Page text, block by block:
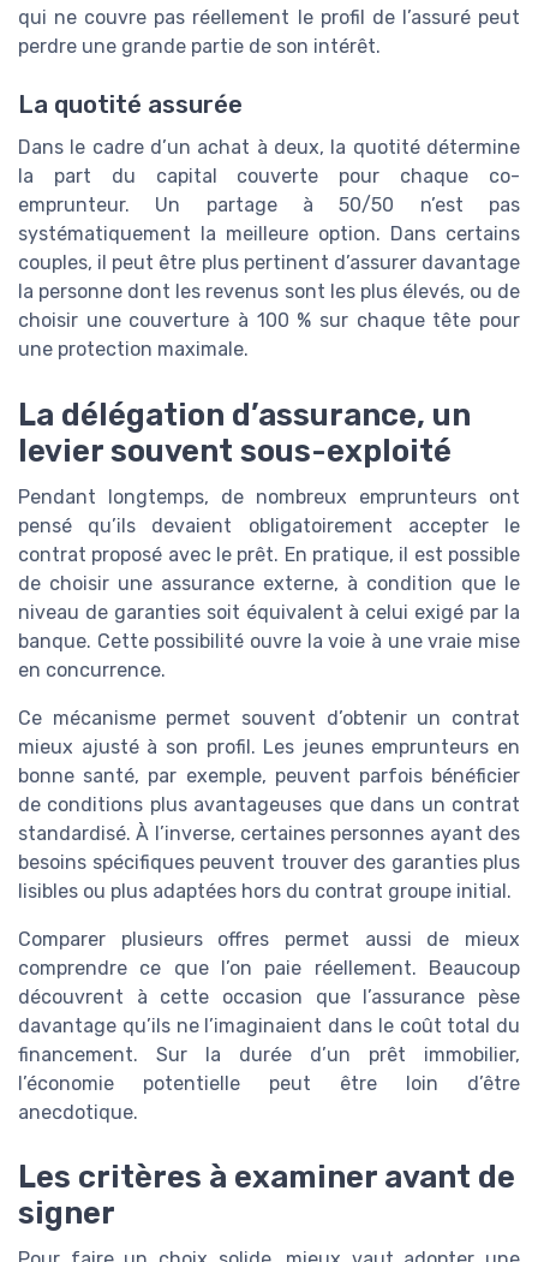
qui ne couvre pas réellement le profil de l’assuré peut
perdre une grande partie de son intérêt.
La quotité assurée
Dans le cadre d’un achat à deux, la quotité détermine
la part du capital couverte pour chaque co-
emprunteur. Un partage à 50/50 n’est pas
systématiquement la meilleure option. Dans certains
couples, il peut être plus pertinent d’assurer davantage
la personne dont les revenus sont les plus élevés, ou de
choisir une couverture à 100 % sur chaque tête pour
une protection maximale.
La délégation d’assurance, un
levier souvent sous-exploité
Pendant longtemps, de nombreux emprunteurs ont
pensé qu’ils devaient obligatoirement accepter le
contrat proposé avec le prêt. En pratique, il est possible
de choisir une assurance externe, à condition que le
niveau de garanties soit équivalent à celui exigé par la
banque. Cette possibilité ouvre la voie à une vraie mise
en concurrence.
Ce mécanisme permet souvent d’obtenir un contrat
mieux ajusté à son profil. Les jeunes emprunteurs en
bonne santé, par exemple, peuvent parfois bénéficier
de conditions plus avantageuses que dans un contrat
standardisé. À l’inverse, certaines personnes ayant des
besoins spécifiques peuvent trouver des garanties plus
lisibles ou plus adaptées hors du contrat groupe initial.
Comparer plusieurs offres permet aussi de mieux
comprendre ce que l’on paie réellement. Beaucoup
découvrent à cette occasion que l’assurance pèse
davantage qu’ils ne l’imaginaient dans le coût total du
financement. Sur la durée d’un prêt immobilier,
l’économie potentielle peut être loin d’être
anecdotique.
Les critères à examiner avant de
signer